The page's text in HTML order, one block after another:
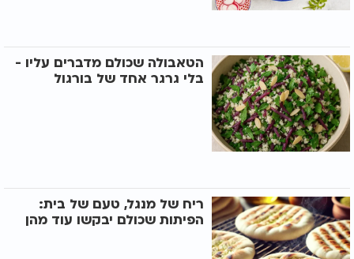
הטאבולה שכולם מדברים עליו -
בלי גרגר אחד של בורגול
ריח של מנגל, טעם של בית:
הפיתות שכולם יבקשו עוד מהן